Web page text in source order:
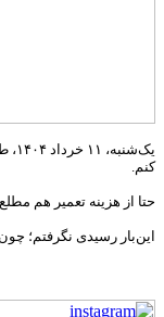
کنم.
حتا از هزینه تعمیر هم
این‌بار رسیدی نگرفتم؛